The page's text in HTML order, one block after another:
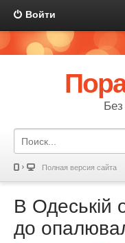
Войти
Полная версия сайта
В Одеській
до